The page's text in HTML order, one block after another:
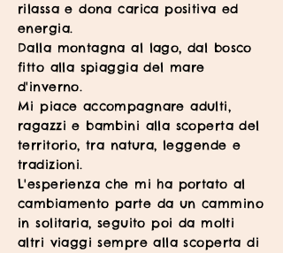
rilassa e dona carica positiva ed
energia.
Dalla montagna al lago, dal bosco
fitto alla spiaggia del mare
d'inverno.
Mi piace accompagnare adulti,
ragazzi e bambini alla scoperta del
territorio, tra natura, leggende e
tradizioni.
L'esperienza che mi ha portato al
cambiamento parte da un cammino
in solitaria, seguito poi da molti
altri viaggi sempre alla scoperta di